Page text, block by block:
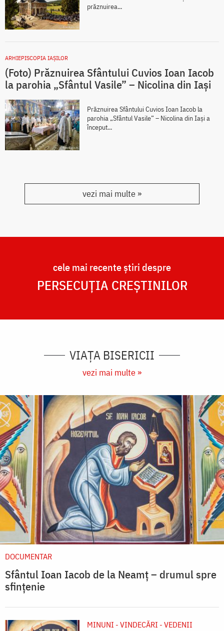
prăznuirea...
ARHIEPISCOPIA IAŞILOR
(Foto) Prăznuirea Sfântului Cuvios Ioan Iacob
la parohia „Sfântul Vasile” – Nicolina din Iași
Prăznuirea Sfântului Cuvios Ioan Iacob la
parohia „Sfântul Vasile” – Nicolina din Iași a
început...
vezi mai multe »
cele mai recente știri despre
PERSECUȚIA CREȘTINILOR
VIAȚA BISERICII
vezi mai multe »
DOCUMENTAR
Sfântul Ioan Iacob de la Neamț – drumul spre
sfințenie
MINUNI - VINDECĂRI - VEDENII